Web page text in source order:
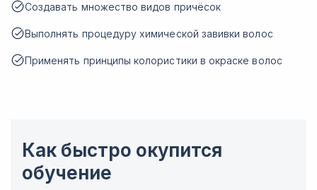
Создавать множество видов причёсок
Выполнять процедуру химической завивки волос
Применять принципы колористики в окраске волос
Как быстро окупится
обучение